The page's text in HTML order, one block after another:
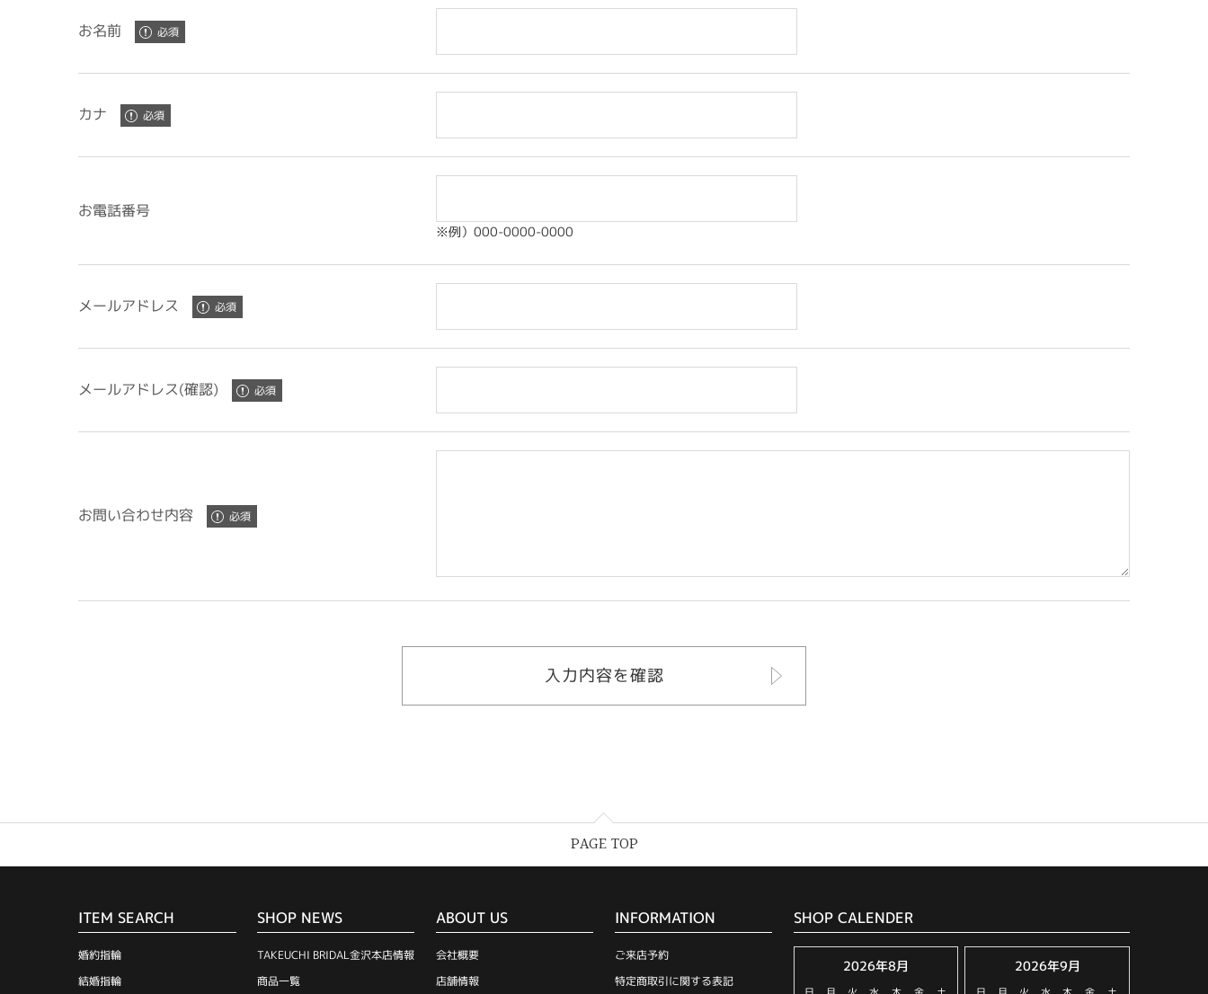
お名前
カナ
お電話番号
※例）000-0000-0000
メールアドレス
メールアドレス(確認)
お問い合わせ内容
PAGE TOP
ITEM SEARCH
婚約指輪
結婚指輪
SHOP NEWS
TAKEUCHI BRIDAL金沢本店情報
商品一覧
ABOUT US
会社概要
店舗情報
INFORMATION
ご来店予約
特定商取引に関する表記
SHOP CALENDER
2026年8月 2026年9月